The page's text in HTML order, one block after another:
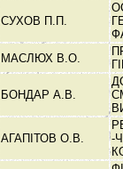
СУХОВ П.П.
МАСЛЮХ В.О.
БОНДАР А.В.
АГАПІТОВ О.В.
-